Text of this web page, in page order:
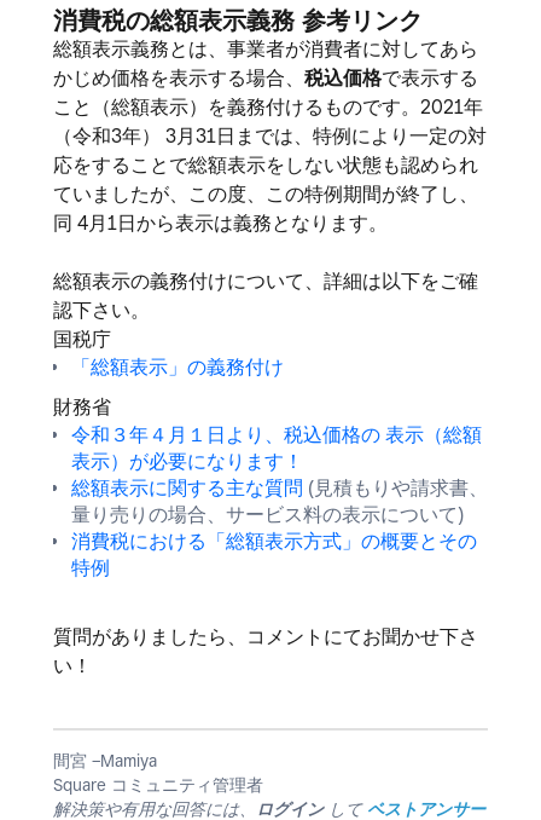
消費税の総額表示義務 参考リンク
総額表示義務とは、 事業者が消費者に対してあら
かじめ価格を表示する場合、 税込価格で表示する
こと（総額表示）を義務付けるものです。2021年
（令和3年） 3月31日までは、特例により一定の対
応をすることで総額表示をしない状態も認められ
ていましたが、この度、この特例期間が終了し、
同 4月1日から表示は義務となります。
総額表示の義務付けについて、詳細は以下をご確
認下さい。
国税庁
「総額表示」の義務付け
財務省
令和３年４月１日より、税込価格の 表示（総額
表示）が必要になります！
総額表示に関する主な質問 (見積もりや請求書、
量り売りの場合、サービス料の表示について)
消費税における「総額表示方式」の概要とその
特例
質問がありましたら、コメントにてお聞かせ下さ
い！
間宮 −Mamiya
Square コミュニティ管理者
解決策や有用な回答には、
ログインして ベストアンサー